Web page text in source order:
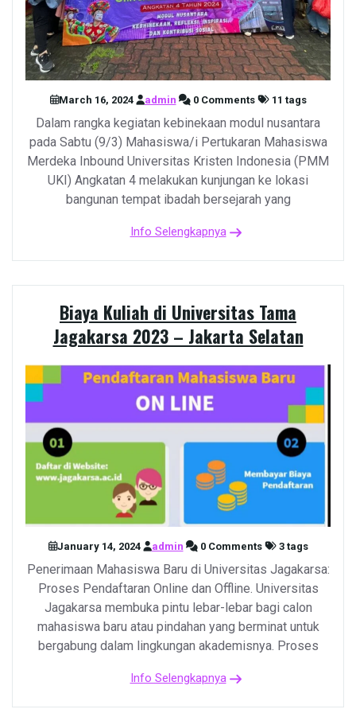
March 16, 2024 admin 0 Comments 11 tags
Dalam rangka kegiatan kebinekaan modul nusantara
pada Sabtu (9/3) Mahasiswa/i Pertukaran Mahasiswa
Merdeka Inbound Universitas Kristen Indonesia (PMM
UKI) Angkatan 4 melakukan kunjungan ke lokasi
bangunan tempat ibadah bersejarah yang
Info Selengkapnya
Biaya Kuliah di Universitas Tama
Jagakarsa 2023 – Jakarta Selatan
January 14, 2024 admin 0 Comments 3 tags
Penerimaan Mahasiswa Baru di Universitas Jagakarsa:
Proses Pendaftaran Online dan Offline. Universitas
Jagakarsa membuka pintu lebar-lebar bagi calon
mahasiswa baru atau pindahan yang berminat untuk
bergabung dalam lingkungan akademisnya. Proses
Info Selengkapnya